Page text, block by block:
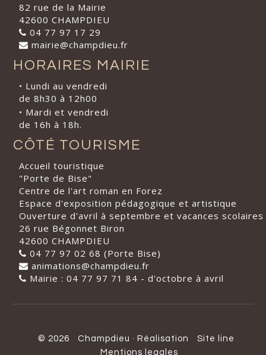
82 rue de la Mairie
42600 CHAMPDIEU
04 77 97 17 29
mairie@champdieu.fr
HORAIRES MAIRIE
• Lundi au vendredi
de 8h30 à 12h00
• Mardi et vendredi
de 16h à 18h.
CÔTÉ TOURISME
Accueil touristique
"Porte de Bise"
Centre de l'art roman en Forez
Espace d'exposition pédagogique et artistique
Ouverture d'avril à septembre et vacances scolaires
26 rue Bégonnet Biron
42600 CHAMPDIEU
04 77 97 02 68 (Porte Bise)
animations@champdieu.fr
Mairie : 04 77 97 71 84 - d'octobre à avril
© 2026 Champdieu · Réalisation
Site line
Mentions legales